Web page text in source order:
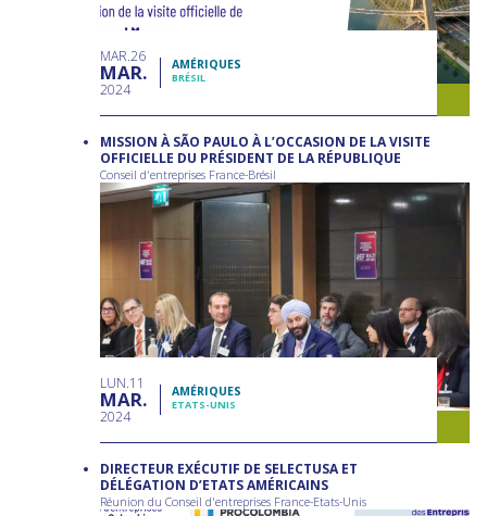
MAR 26
MAR
2024
AMÉRIQUES
BRÉSIL
MISSION À SÃO PAULO À L’OCCASION DE LA VISITE
OFFICIELLE DU PRÉSIDENT DE LA RÉPUBLIQUE
Conseil d'entreprises France-Brésil
LUN 11
MAR
2024
AMÉRIQUES
ETATS-UNIS
DIRECTEUR EXÉCUTIF DE SELECTUSA ET
DÉLÉGATION D’ETATS AMÉRICAINS
Réunion du Conseil d'entreprises France-Etats-Unis